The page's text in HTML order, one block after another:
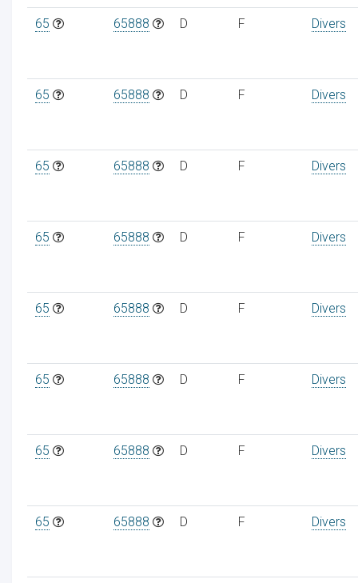
65 65888 D F Divers
65 65888 D F Divers
65 65888 D F Divers
65 65888 D F Divers
65 65888 D F Divers
65 65888 D F Divers
65 65888 D F Divers
65 65888 D F Divers